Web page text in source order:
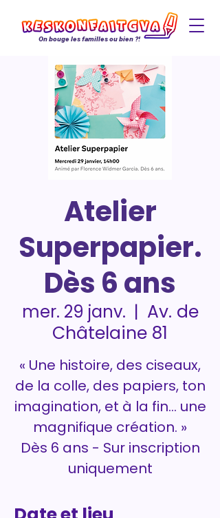
On bouge les familles ou bien ?!
Atelier
Superpapier.
Dès 6 ans
mer. 29 janv.
  |
Av. de
Châtelaine 81
« Une histoire, des ciseaux,
de la colle, des papiers, ton
imagination, et à la fin… une
magnifique création. »
Dès 6 ans - Sur inscription
uniquement